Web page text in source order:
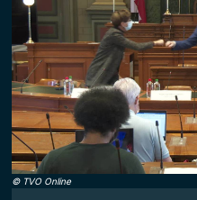
© TVO Online